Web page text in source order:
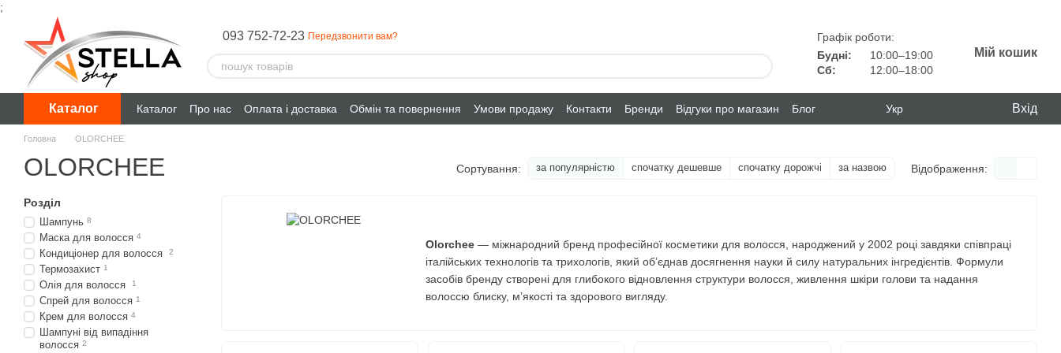
;
Перейти до основного контенту
093 752-72-23 Передзвонити вам?
Графік роботи:
Будні:
10:00–19:00
Сб:
12:00–18:00
Мій кошик
Каталог Каталог Про нас Оплата і доставка Обмін та повернення Умови продажу Контакти Бренди Відгуки про магазин Блог Укр Вхід
Головна OLORCHEE
OLORCHEE Сортування: за популярністю спочатку дешевше спочатку дорожчі за назвою Відображення:
Olorchee — міжнародний бренд професійної косметики для волосся, народжений у 2002 році завдяки співпраці
італійських технологів та трихологів, який об’єднав досягнення науки й силу натуральних інгредієнтів. Формули
засобів бренду створені для глибокого відновлення структури волосся, живлення шкіри голови та надання
волоссю блиску, м’якості та здорового вигляду.
Розділ
Шампунь 8
Маска для волосся 4
Кондиціонер для волосся 2
Термозахист 1
Олія для волосся 1
Спрей для волосся 1
Крем для волосся 4
Шампуні від випадіння
волосся 2